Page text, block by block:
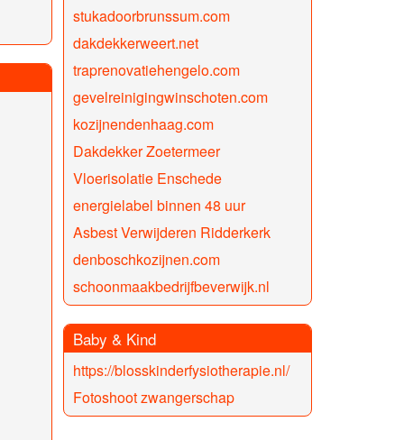
stukadoorbrunssum.com
dakdekkerweert.net
traprenovatiehengelo.com
gevelreinigingwinschoten.com
kozijnendenhaag.com
Dakdekker Zoetermeer
Vloerisolatie Enschede
energielabel binnen 48 uur
Asbest Verwijderen Ridderkerk
denboschkozijnen.com
schoonmaakbedrijfbeverwijk.nl
Baby & Kind
https://blosskinderfysiotherapie.nl/
Fotoshoot zwangerschap